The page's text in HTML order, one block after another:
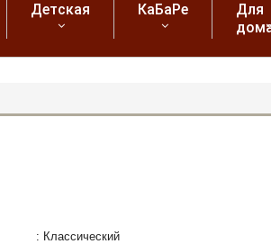
Детская КаБаРе
Для
: Классический